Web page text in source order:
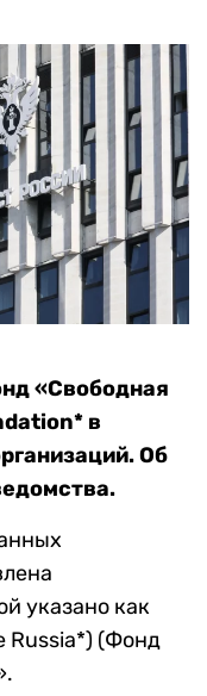
«Свободная
в
Об
указано как
Russia*) (Фонд